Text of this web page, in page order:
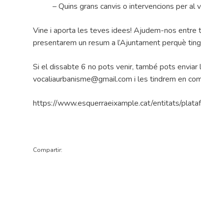
– Quins grans canvis o intervencions per
Vine i aporta les teves idees! Ajudem-nos entre
presentarem un resum a l’Ajuntament perquè
Si el dissabte 6 no pots venir, també pots
vocaliaurbanisme@gmail.com i les tindrem en
https://www.esquerraeixample.cat/entitats/
Compartir: